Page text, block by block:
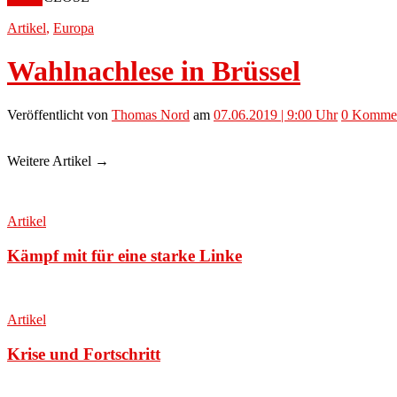
Artikel, Europa
Wahlnachlese in Brüssel
Veröffentlicht von Thomas Nord am 07.06.2019 | 9:00 Uhr 0
Weitere Artikel →
Artikel
Kämpf mit für eine starke Linke
Artikel
Krise und Fortschritt